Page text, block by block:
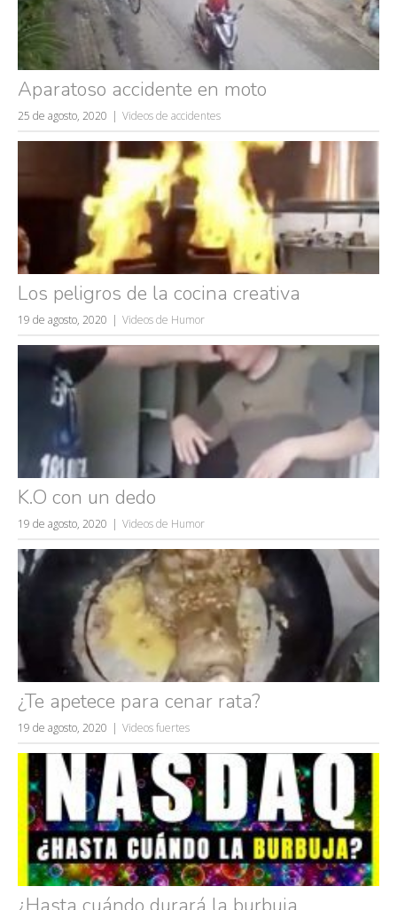
Aparatoso accidente en moto
25 de agosto, 2020 Videos de accidentes
Los peligros de la cocina creativa
19 de agosto, 2020 Videos de Humor
K.O con un dedo
19 de agosto, 2020 Videos de Humor
¿Te apetece para cenar rata?
19 de agosto, 2020 Videos fuertes